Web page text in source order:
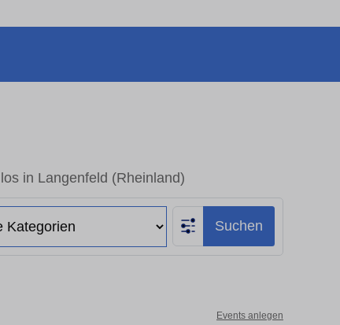
in Langenfeld (Rheinland)
Suchen
Events anlegen